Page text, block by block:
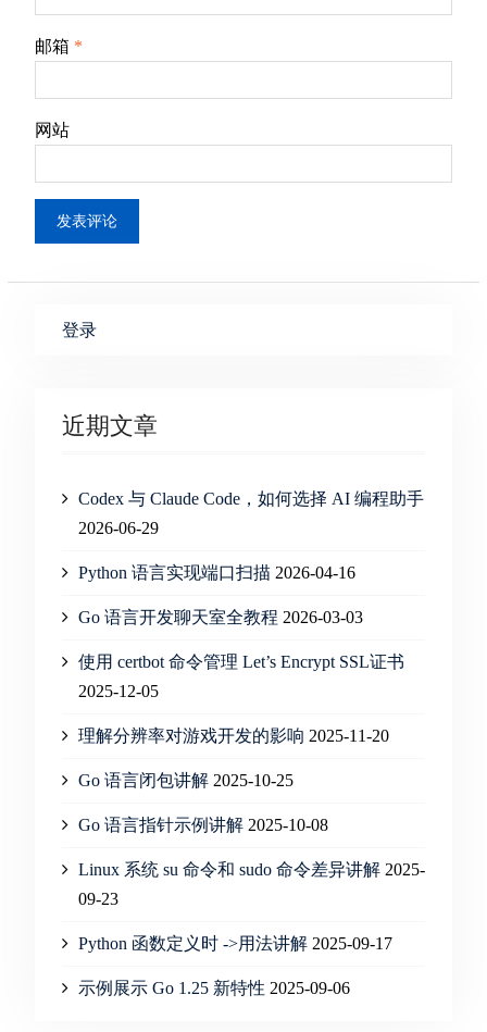
邮箱 *
网站
登录
近期文章
Codex 与 Claude Code，如何选择 AI 编程助手
2026-06-29
Python 语言实现端口扫描 2026-04-16
Go 语言开发聊天室全教程 2026-03-03
使用 certbot 命令管理 Let’s Encrypt SSL证书
2025-12-05
理解分辨率对游戏开发的影响 2025-11-20
Go 语言闭包讲解 2025-10-25
Go 语言指针示例讲解 2025-10-08
Linux 系统 su 命令和 sudo 命令差异讲解 2025-
09-23
Python 函数定义时 ->用法讲解 2025-09-17
示例展示 Go 1.25 新特性 2025-09-06